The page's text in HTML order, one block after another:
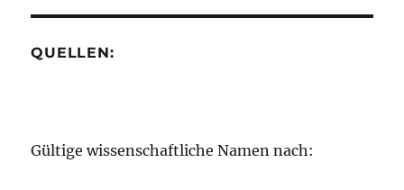
QUELLEN:
Gültige wissenschaftliche Namen nach: